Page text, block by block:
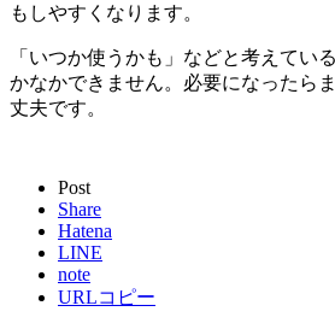
もしやすくなります。
「いつか使うかも」などと考えてい
かなかできません。必要になったら
丈夫です。
Post
Share
Hatena
LINE
note
URLコピー